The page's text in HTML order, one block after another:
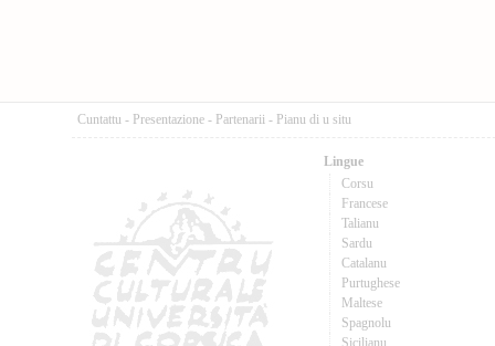
Cuntattu - Presentazione - Partenarii - Pianu di u situ
Lingue
Corsu
Francese
Talianu
Sardu
Catalanu
Purtughese
Maltese
Spagnolu
Sicilianu